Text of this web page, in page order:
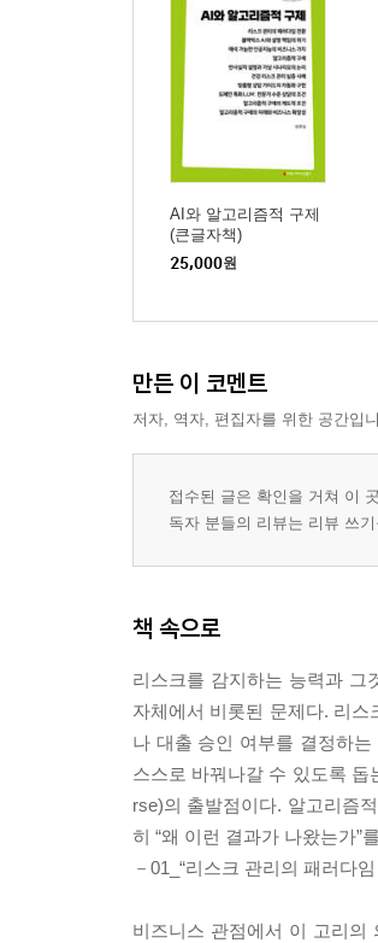
AI와 알고리즘적 구제
(큰글자책)
25,000원
만든 이 코멘트
저자, 역자, 편집자를 위한 공간입
접수된 글은 확인을 거쳐 이
독자 분들의 리뷰는 리뷰 쓰
책 속으로
리스크를 감지하는 능력과 그
자체에서 비롯된 문제다. 리
나 대출 승인 여부를 결정하
스스로 바꿔나갈 수 있도록
rse)의 출발점이다. 알고리즘
히 “왜 이런 결과가 나왔는가”
－01_“리스크 관리의 패러다
비즈니스 관점에서 이 고리의